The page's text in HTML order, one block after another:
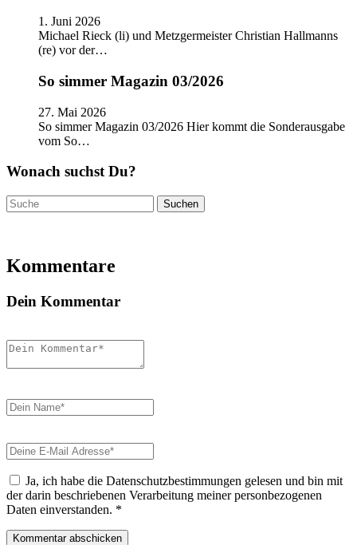
1. Juni 2026
Michael Rieck (li) und Metzgermeister Christian Hallmanns
(re) vor der…
So simmer Magazin 03/2026
27. Mai 2026
So simmer Magazin 03/2026 Hier kommt die Sonderausgabe
vom So…
Wonach suchst Du?
Suchen
nach:
Kommentare
Dein Kommentar
Ja, ich habe die Datenschutzbestimmungen gelesen und bin mit
der darin beschriebenen Verarbeitung meiner personbezogenen
Daten einverstanden. *